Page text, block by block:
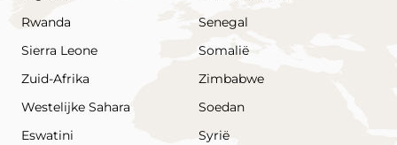
Rwanda
Senegal
Sierra Leone
Somalië
Zuid-Afrika
Zimbabwe
Westelijke Sahara
Soedan
Eswatini
Syrië